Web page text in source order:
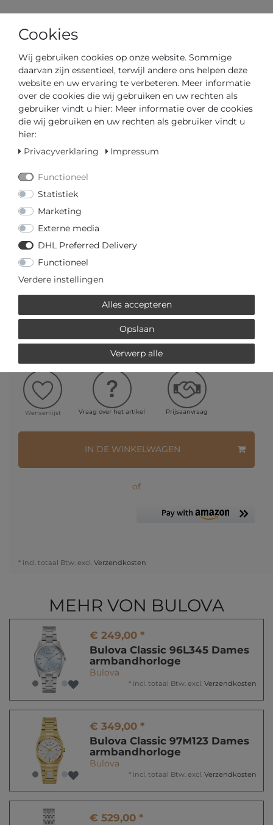
Artikelnummer 96M165
€ 199,00*
Inhoud1
Klaar voor verzending in 2-3 dagen
GEDIPLOMEERD DEALER
SNELLE LEVERTIJD
Uw prijs met op vooruitbetaling:
Wensenlijst Vraag over het artikel Prijsaanvraag
IN DE WINKELWAGEN
of
* incl. totaal Btw. excl. Verzendkosten
MEHR VON BULOVA
€ 249,00 *
Bulova Classic 96L345 Dames
armbandhorloge
Bulova
* incl. totaal Btw. excl. Verzendkosten
€ 349,00 *
Bulova Classic 97M123 Dames
armbandhorloge
Bulova
* incl. totaal Btw. excl. Verzendkosten
€ 529,00 *
Cookies
Wij gebruiken cookies op onze website. Sommige
daarvan zijn essentieel, terwijl andere ons helpen deze
website en uw ervaring te verbeteren. Meer informatie
over de cookies die wij gebruiken en uw rechten als
gebruiker vindt u hier: Meer informatie over de cookies
die wij gebruiken en uw rechten als gebruiker vindt u
hier:
Privacyverklaring
Impressum
Functioneel
Statistiek
Marketing
Externe media
DHL Preferred Delivery
Functioneel
Verdere instellingen
Alles accepteren
Opslaan
Verwerp alle